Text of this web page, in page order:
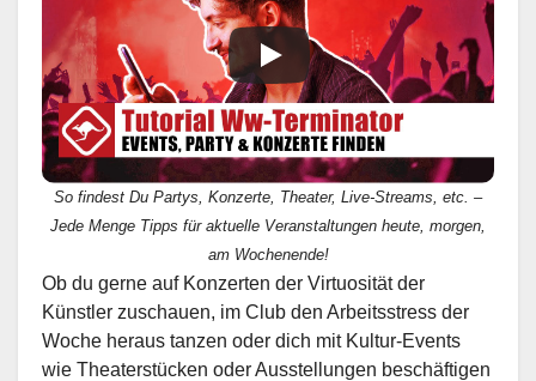
So findest Du Partys, Konzerte, Theater, Live-Streams, etc. –
Jede Menge Tipps für aktuelle Veranstaltungen heute, morgen,
am Wochenende!
Ob du gerne auf Konzerten der Virtuosität der
Künstler zuschauen, im Club den Arbeitsstress der
Woche heraus tanzen oder dich mit Kultur-Events
wie Theaterstücken oder Ausstellungen beschäftigen